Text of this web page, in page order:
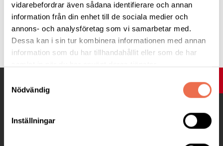
vidarebefordrar även sådana identifierare och annan
information från din enhet till de sociala medier och
annons- och analysföretag som vi samarbetar med.
Dessa kan i sin tur kombinera informationen med annan
information som du har tillhandahållit eller som de har
Nödvändig
Inställningar
Tipsa
UPP